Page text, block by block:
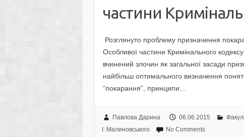
частини
Розглянуто проблему призначення
Особливої частини Кримінального
вчинений злочин як загальної засади
найбільш оптимального визначення
“покарання”, принципи…
Павлова Дарина 06.06.2015
І. Малиновського
No Comments